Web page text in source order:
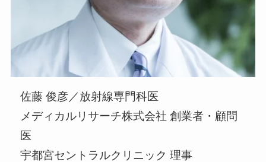
佐藤 俊彦／放射線専⾨科医
メディカルリサーチ株式会社 創業者・顧問
医
宇都宮セントラルクリニック 理事